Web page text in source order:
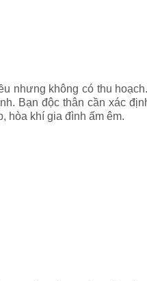
nhưng không có thu
Bạn độc thân cần xác
hòa khí gia đình ấm êm.